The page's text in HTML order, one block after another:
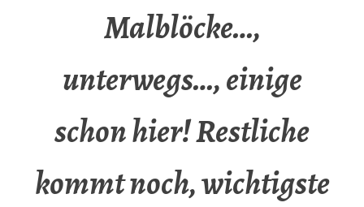
Malblöcke…,
unterwegs…, einige
schon hier! Restliche
kommt noch, wichtigste